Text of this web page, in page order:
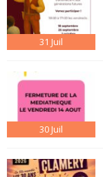
31 Juil
30Juil